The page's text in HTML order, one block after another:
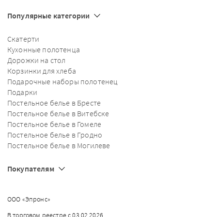
Популярные категории
Скатерти
Кухонные полотенца
Дорожки на стол
Корзинки для хлеба
Подарочные наборы полотенец
Подарки
Постельное белье в Бресте
Постельное белье в Витебске
Постельное белье в Гомеле
Постельное белье в Гродно
Постельное белье в Могилеве
Покупателям
ООО «Эпронс»
В торговом реестре с 03.02.2026,